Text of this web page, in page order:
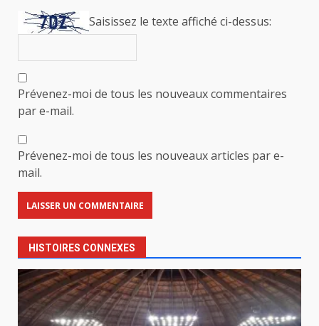
Saisissez le texte affiché ci-dessus:
Prévenez-moi de tous les nouveaux commentaires
par e-mail.
Prévenez-moi de tous les nouveaux articles par e-
mail.
HISTOIRES CONNEXES